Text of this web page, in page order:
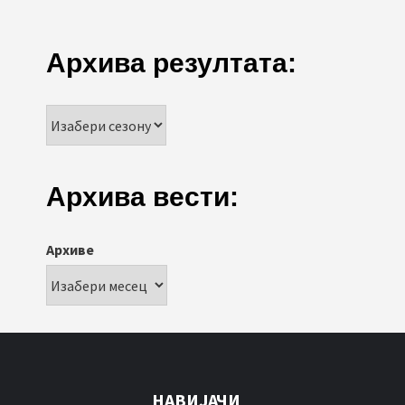
Архива резултата:
Архива вести:
Архиве
НАВИЈАЧИ